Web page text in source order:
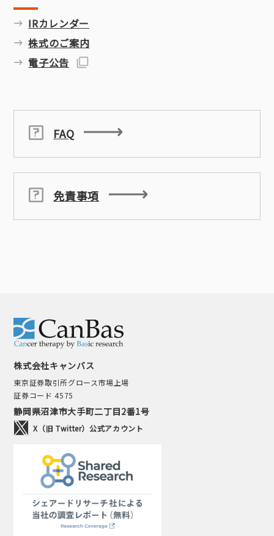
IRカレンダー
株式のご案内
電子公告
FAQ
免責事項
株式会社キャンバス
東京証券取引所グロース市場上場
証券コード 4575
静岡県沼津市大手町二丁目2番1号
X（旧 Twitter）公式アカウント